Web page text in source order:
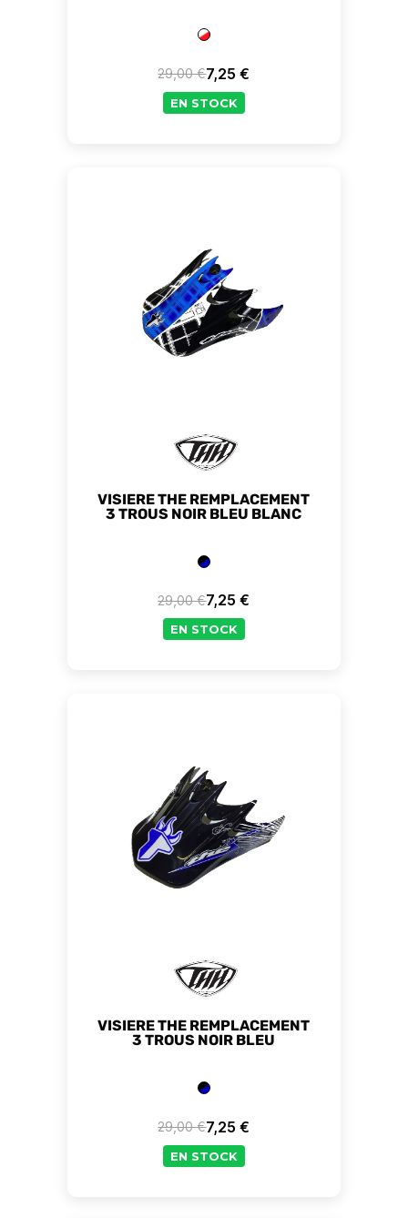
Prix de base
29,00 €Prix
7,25 €
EN STOCK
VISIERE THE REMPLACEMENT
3 TROUS NOIR BLEU BLANC
Prix de base
29,00 €Prix
7,25 €
EN STOCK
VISIERE THE REMPLACEMENT
3 TROUS NOIR BLEU
Prix de base
29,00 €Prix
7,25 €
EN STOCK